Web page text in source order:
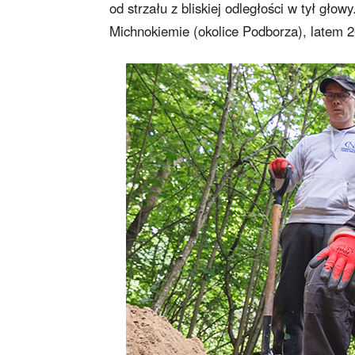
od strzału z bliskiej odległości w tył
Michnokiemie (okolice Podborza), latem